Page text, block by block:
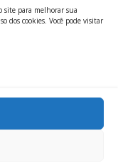
site para melhorar sua
dos cookies. Você pode visitar